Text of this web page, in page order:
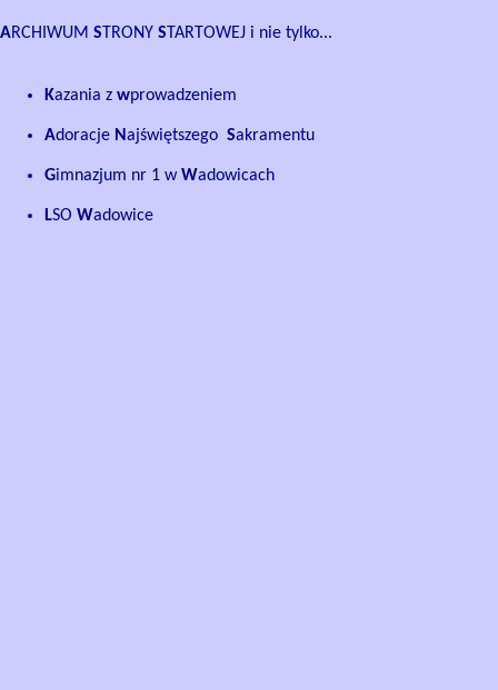
ARCHIWUM S TRONY S TARTOWEJ i nie tylko...
Kazania z wprowadzeniem
Adoracje Najświętszego Sakramentu
Gimnazjum nr 1 wWadowicach
LSO Wadowice